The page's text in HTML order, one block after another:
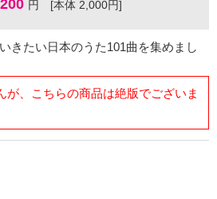
円 [本体 2,000円]
きたい日本のうた101曲を集めまし
、こちらの商品は絶版でございま